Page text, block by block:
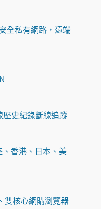
全私有網路，遠端
史紀錄斷線追蹤
香港、日本、美
雙核心網購瀏覽器